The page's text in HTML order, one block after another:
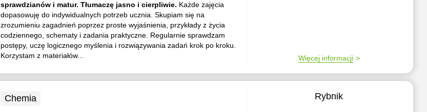
sprawdzianów i matur. Tłumaczę jasno i cierpliwie. Każde zajęcia
dopasowuję do indywidualnych potrzeb ucznia. Skupiam się na
zrozumieniu zagadnień poprzez proste wyjaśnienia, przykłady z życia
codziennego, schematy i zadania praktyczne. Regularnie sprawdzam
postępy, uczę logicznego myślenia i rozwiązywania zadań krok po kroku.
Korzystam z materiałów...
Więcej informacji
Chemia
Rybnik